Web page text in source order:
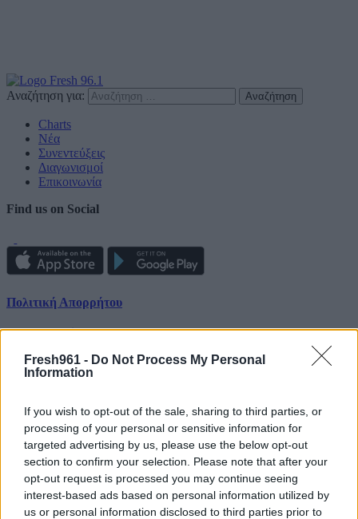
Fresh961 - Do Not Process My Personal
Information
If you wish to opt-out of the sale, sharing to third parties, or
processing of your personal or sensitive information for
targeted advertising by us, please use the below opt-out
section to confirm your selection. Please note that after your
opt-out request is processed you may continue seeing
interest-based ads based on personal information utilized by
us or personal information disclosed to third parties prior to
Αναζήτηση για:
Charts
Νέα
Συνεντεύξεις
Διαγωνισμοί
Επικοινωνία
Find us on Social
Πολιτική Απορρήτου
Διαφημιστείτε
Designed & Developed by
Home/Νέα/ Τα σημάδια που δείχνουν ότι η σχέση σου θα έχει
μέλλον
Τα σημάδια που δείχνουν ότι η σχέση σου
θα έχει μέλλον